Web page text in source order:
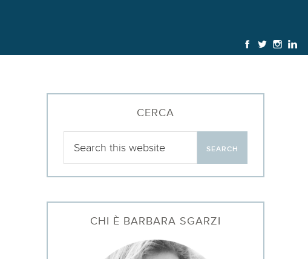
CERCA
CHI È BARBARA SGARZI